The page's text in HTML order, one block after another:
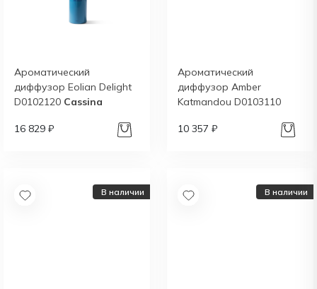
Ароматический
диффузор Eolian Delight
D0102120 Cassina
16 829 ₽
Ароматический
диффузор Amber
Katmandou D0103110
10 357 ₽
В наличии В наличии